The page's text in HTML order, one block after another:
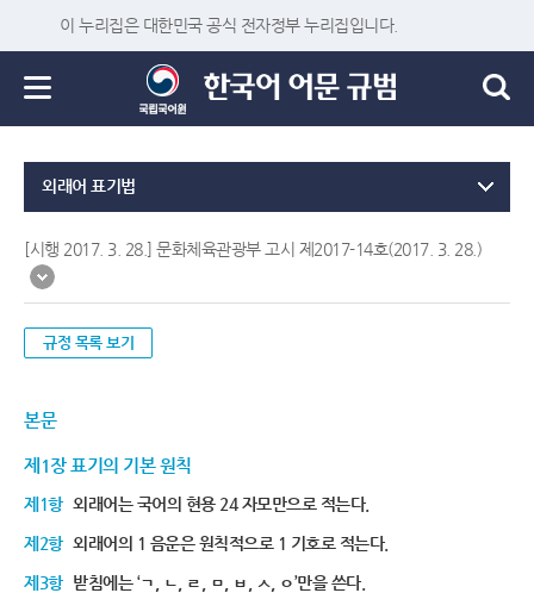
이 누리집은 대한민국 공식 전자정부 누리집입니다.
외래어 표기법
[시행 2017. 3. 28.] 문화체육관광부 고시 제2017-14호(2017. 3. 28.)
규정 목록 보기
본문
제1장 표기의 기본 원칙
제1항 외래어는 국어의 현용 24 자모만으로 적는다.
제2항 외래어의 1 음운은 원칙적으로 1 기호로 적는다.
제3항 받침에는 ‘ㄱ, ㄴ, ㄹ, ㅁ, ㅂ, ㅅ, ㅇ’만을 쓴다.